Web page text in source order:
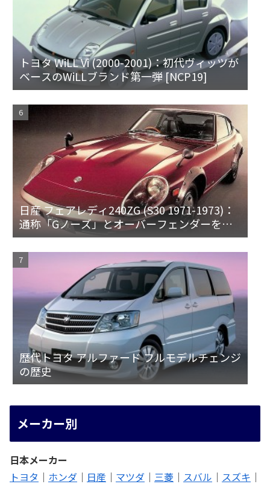
トヨタ WiLL Vi (2000-2001)：初代ヴィッツが
ベースのWiLLブランド第一弾 [NCP19]
日産 フェアレディ240ZG (S30 1971-1973)：
通称「Gノーズ」とオーバーフェンダーを装
備した特別なZ
歴代トヨタ アルファード フルモデルチェンジ
の歴史
メーカー別
日本メーカー
トヨタ ｜ ホンダ ｜ 日産 ｜ マツダ ｜ 三菱 ｜ スバル ｜ スズキ ｜